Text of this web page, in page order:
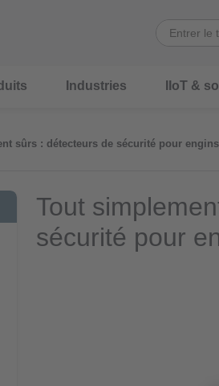
Industries IIoT &
sûrs : détecteurs de sécurité pour
Tout
sécurité pour